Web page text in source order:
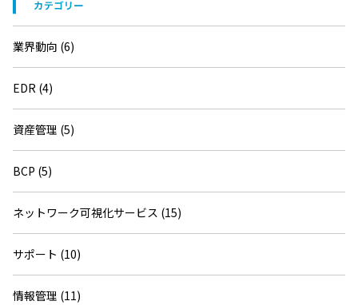
業界動向 (6)
EDR (4)
資産管理 (5)
BCP (5)
ネットワーク可視化サービス (15)
サポート (10)
情報管理 (11)